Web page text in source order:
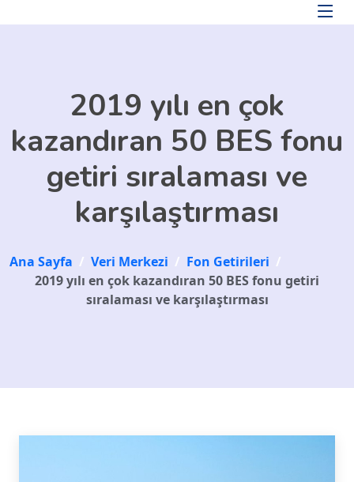
2019 yılı en çok
kazandıran 50 BES fonu
getiri sıralaması ve
karşılaştırması
Ana Sayfa / Veri Merkezi / Fon Getirileri /
2019 yılı en çok kazandıran 50 BES fonu getiri
sıralaması ve karşılaştırması